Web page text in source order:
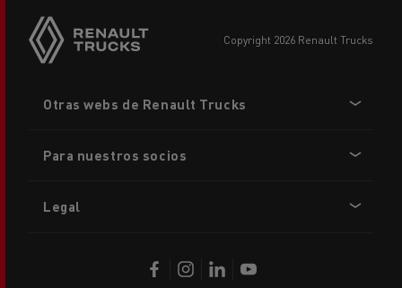
copyright 2026 Renault Trucks
menu
Otras webs de Renault Trucks
Para nuestros socios
Legal